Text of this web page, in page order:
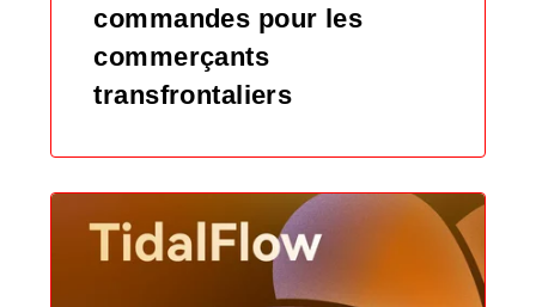
commandes pour les
commerçants
transfrontaliers